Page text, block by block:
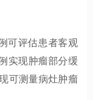
可评估患者客观
实现肿瘤部分缓
可测量病灶肿瘤